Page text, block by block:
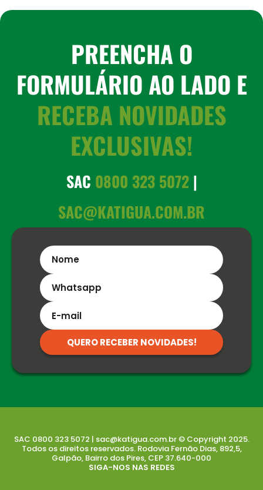
PREENCHA O
FORMULÁRIO AO LADO E
RECEBA NOVIDADES
EXCLUSIVAS!
SAC 0800 323 5072|
SAC@KATIGUA.COM.BR
QUERO RECEBER NOVIDADES!
SAC 0800 323 5072 | sac@katigua.com.br © Copyright 2025.
Todos os direitos reservados. Rodovia Fernão Dias, 892,5,
Galpão, Bairro dos Pires, CEP 37.640-000
SIGA-NOS NAS REDES